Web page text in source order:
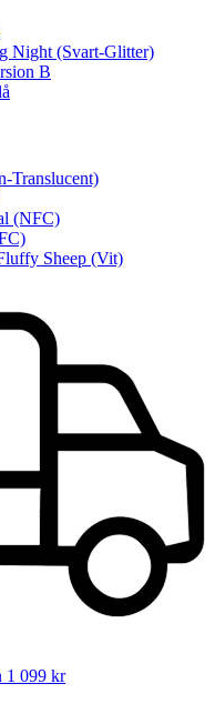
Night (Svart-Glitter)
B
Translucent)
(NFC)
Sheep (Vit)
1 099 kr